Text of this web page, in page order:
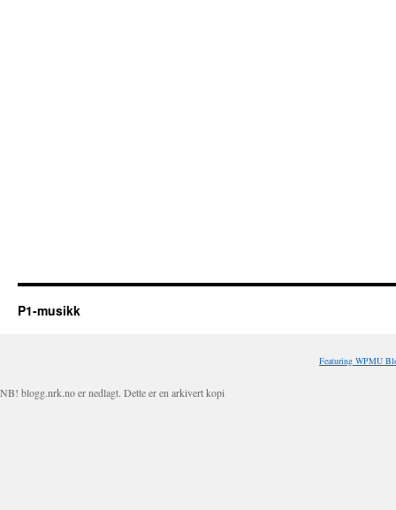
P1-musikk
Featuring WPMU
NB! blogg.nrk.no er nedlagt. Dette er en arkivert kopi